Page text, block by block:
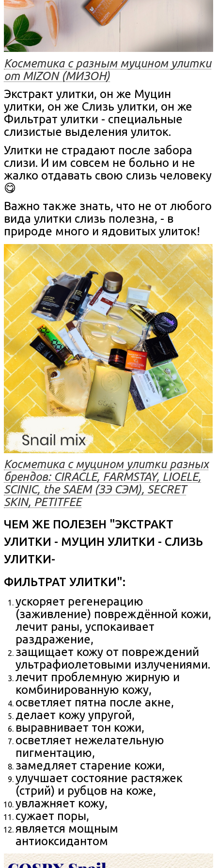
Косметика с разным муцином улитки
от MIZON (МИЗОН)
Экстракт улитки, он же Муцин
улитки, он же Слизь улитки, он же
Фильтрат улитки - специальные
слизистые выделения улиток.
Улитки не страдают после забора
слизи. И им совсем не больно и не
жалко отдавать свою слизь человеку
😋
Важно также знать, что не от любого
вида улитки слизь полезна, - в
природе много и ядовитых улиток!
Косметика с муцином улитки разных
брендов: CIRACLE, FARMSTAY, LIOELE,
SCINIC, the SAEM (ЗЭ СЭМ), SECRET
SKIN, PETITFEE
ЧЕМ ЖЕ ПОЛЕЗЕН "ЭКСТРАКТ
УЛИТКИ - МУЦИН УЛИТКИ - СЛИЗЬ
УЛИТКИ-
ФИЛЬТРАТ УЛИТКИ":
ускоряет регенерацию
(заживление) повреждённой кожи,
лечит раны, успокаивает
раздражение,
защищает кожу от повреждений
ультрафиолетовыми излучениями.
лечит проблемную жирную и
комбинированную кожу,
осветляет пятна после акне,
делает кожу упругой,
выравнивает тон кожи,
осветляет нежелательную
пигментацию,
замедляет старение кожи,
улучшает состояние растяжек
(стрий) и рубцов на коже,
увлажняет кожу,
сужает поры,
является мощным
антиоксидантом